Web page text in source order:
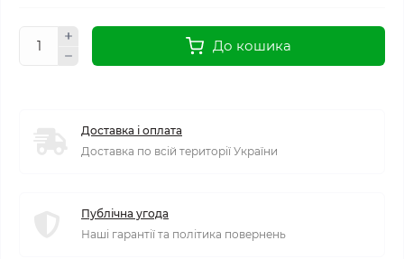
До кошика
Доставка і оплата
Доставка по всій території України
Публічна угода
Наші гарантії та політика повернень